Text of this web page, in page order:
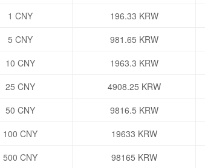
1 CNY
196.33 KRW
5 CNY
981.65 KRW
10 CNY
1963.3 KRW
25 CNY
4908.25 KRW
50 CNY
9816.5 KRW
100 CNY
19633 KRW
500 CNY
98165 KRW